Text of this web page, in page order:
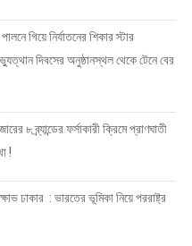
গিয়ে নির্যাতনের শিকার স্টার
দিবসের অনুষ্ঠানস্থল থেকে টেনে বের
৮ ব্র্যান্ডের ফর্সাকারী ক্রিমে প্রাণঘাতী
!
ঢাকার : ভারতের ভূমিকা নিয়ে পররাষ্ট্র